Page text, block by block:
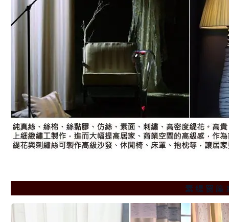
素 緹 窗 簾